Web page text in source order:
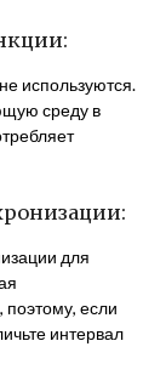
используются.
среду в
для
поэтому, если
интервал